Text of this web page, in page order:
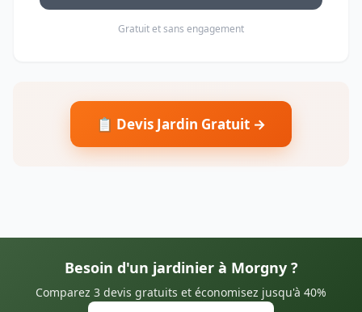
Gratuit et sans engagement
📋 Devis Jardin Gratuit →
Besoin d'un jardinier à Morgny ?
Comparez 3 devis gratuits et économisez jusqu'à 40%